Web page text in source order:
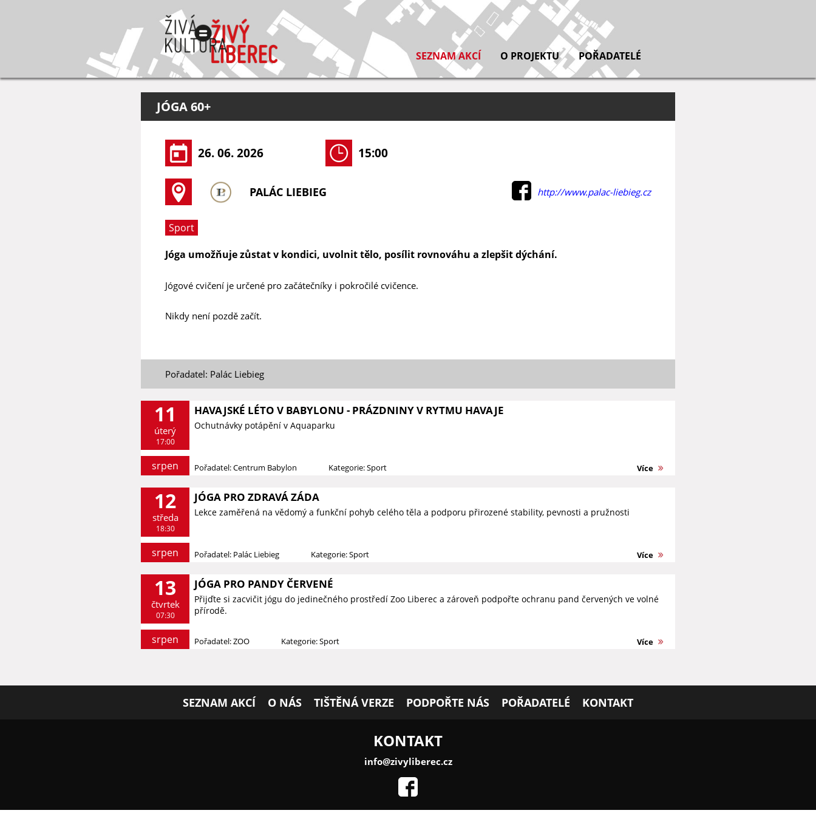
SEZNAM AKCÍ O PROJEKTU POŘADATELÉ
JÓGA 60+
26. 06. 2026 15:00
PALÁC LIEBIEG http://www.palac-liebieg.cz
Sport
Jóga umožňuje zůstat v kondici, uvolnit tělo, posílit rovnováhu a zlepšit dýchání.
Jógové cvičení je určené pro začátečníky i pokročilé cvičence.
Nikdy není pozdě začít.
Pořadatel: Palác Liebieg
11
úterý
17:00
srpen
HAVAJSKÉ LÉTO V BABYLONU - PRÁZDNINY V RYTMU HAVAJE
Ochutnávky potápění v Aquaparku
Pořadatel: Centrum Babylon Kategorie: Sport Více
12
středa
18:30
srpen
JÓGA PRO ZDRAVÁ ZÁDA
Lekce zaměřená na vědomý a funkční pohyb celého těla a podporu přirozené stability, pevnosti a pružnosti
Pořadatel: Palác Liebieg Kategorie: Sport Více
13
čtvrtek
07:30
srpen
JÓGA PRO PANDY ČERVENÉ
Přijďte si zacvičit jógu do jedinečného prostředí Zoo Liberec a zároveň podpořte ochranu pand červených ve volné
přírodě.
Pořadatel: ZOO Kategorie: Sport Více
SEZNAM AKCÍ O NÁS TIŠTĚNÁ VERZE PODPOŘTE NÁS POŘADATELÉ KONTAKT
KONTAKT
info@zivyliberec.cz